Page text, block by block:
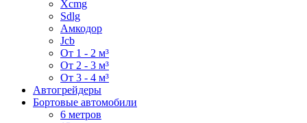
Xcmg
Sdlg
Амкодор
Jcb
От 1 - 2 м³
От 2 - 3 м³
От 3 - 4 м³
Автогрейдеры
Бортовые автомобили
6 метров